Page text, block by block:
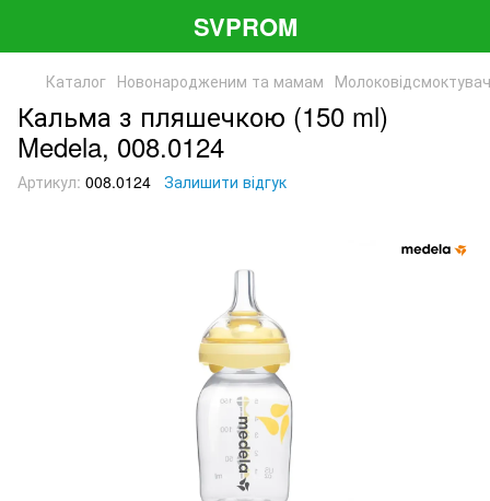
SVPROM
Каталог Новонародженим та мамам
Кальма з пляшечкою (150 ml)
Medela, 008.0124
Артикул: 008.0124 Залишити відгук